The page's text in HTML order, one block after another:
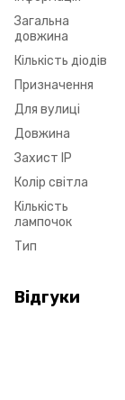
Загальна
довжина
Кількість діодів
Призначення
Для вулиці
Довжина
Захист IP
Колір світла
Кількість
лампочок
Тип
Відгуки